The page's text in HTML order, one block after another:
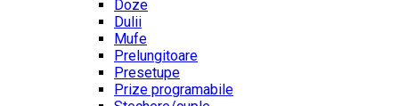
Doze
Dulii
Mufe
Prelungitoare
Presetupe
Prize programabile